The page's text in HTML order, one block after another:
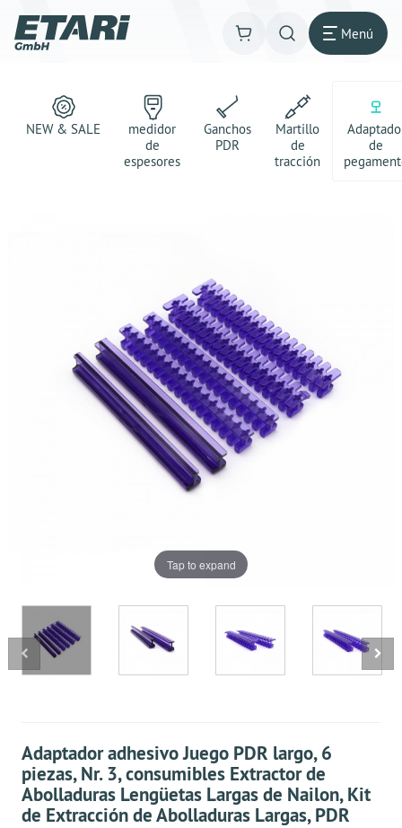
Menú
NEW & SALE
medidor
de
espesores
Ganchos
PDR
Martillo
de
tracción
de
Tap to expand
Adaptador adhesivo Juego PDR largo, 6
piezas, Nr. 3, consumibles Extractor de
Abolladuras Lengüetas Largas de Nailon, Kit
de Extracción de Abolladuras Largas, PDR